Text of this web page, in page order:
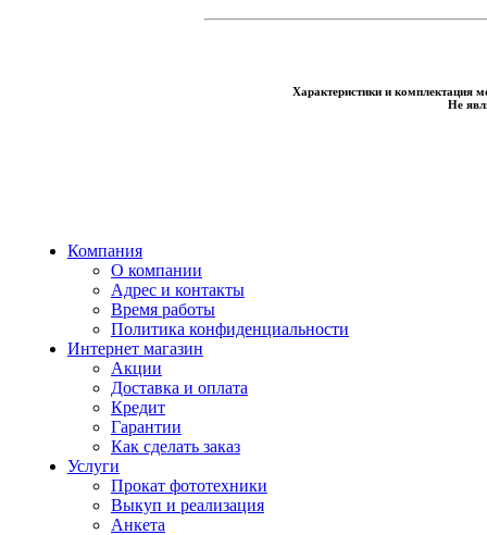
Характеристики и комплектация
Не
Компания
О компании
Адрес и контакты
Время работы
Политика конфиденциальности
Интернет магазин
Акции
Доставка и оплата
Кредит
Гарантии
Как сделать заказ
Услуги
Прокат фототехники
Выкуп и реализация
Анкета